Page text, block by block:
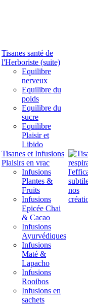
Tisanes santé de
l'Herboriste (suite)
Equilibre
nerveux
Equilibre du
poids
Equilibre du
sucre
Equilibre
Plaisir et
Libido
Tisanes et Infusions
Plaisirs en vrac
Infusions
Plantes &
Fruits
Infusions
Epicée Chai
& Cacao
Infusions
Ayurvédiques
Infusions
Maté &
Lapacho
Infusions
Rooibos
Infusions en
sachets